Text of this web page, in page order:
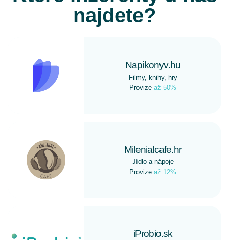
najdete?
Napikonyv.hu
Filmy, knihy, hry
Provize až 50%
Milenialcafe.hr
Jídlo a nápoje
Provize až 12%
iProbio.sk